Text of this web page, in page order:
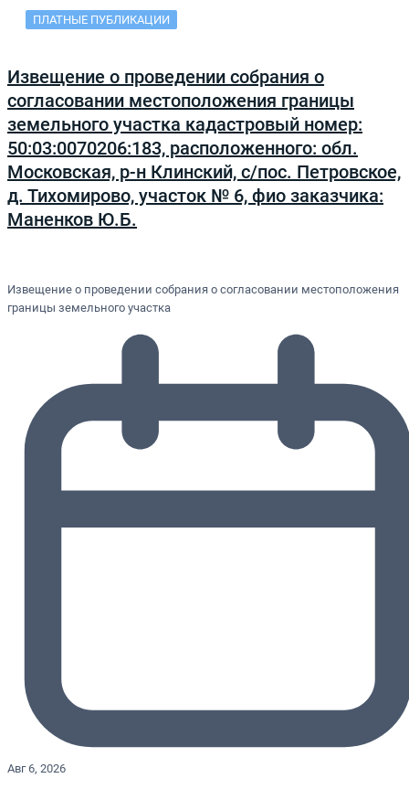
ПЛАТНЫЕ ПУБЛИКАЦИИ
Извещение о проведении собрания о
согласовании местоположения границы
земельного участка кадастровый номер:
50:03:0070206:183, расположенного: обл.
Московская, р-н Клинский, с/пос. Петровское,
д. Тихомирово, участок № 6, фио заказчика:
Маненков Ю.Б.
Извещение о проведении собрания о согласовании местоположения
границы земельного участка
Авг 6, 2026